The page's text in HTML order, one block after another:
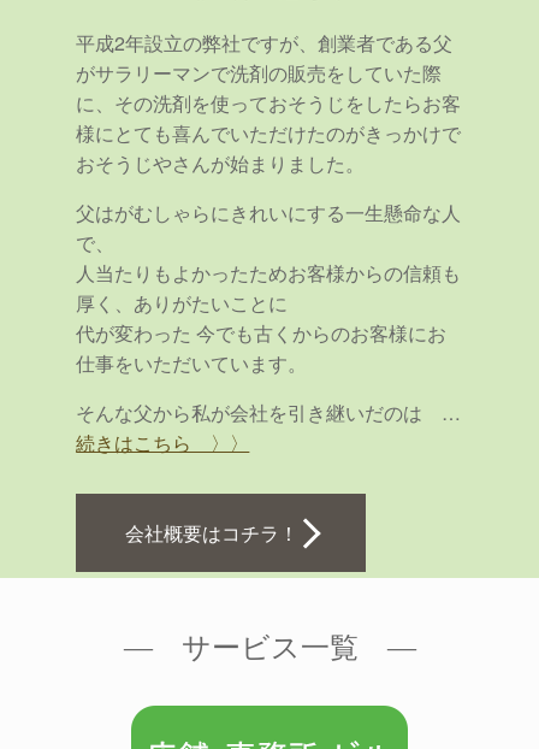
平成2年設立の弊社ですが、創業者である父
がサラリーマンで洗剤の販売をしていた際
に、その洗剤を使っておそうじをしたらお客
様にとても喜んでいただけたのがきっかけで
おそうじやさんが始まりました。
父はがむしゃらにきれいにする一生懸命な人
で、
人当たりもよかったためお客様からの信頼も
厚く、ありがたいことに
代が変わった 今でも古くからのお客様にお
仕事をいただいています。
そんな父から私が会社を引き継いだのは …
続きはこちら 〉〉
会社概要はコチラ！
― サービス一覧 ―